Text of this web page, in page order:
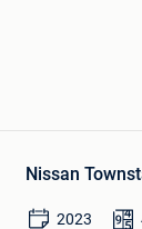
Nissan
2023